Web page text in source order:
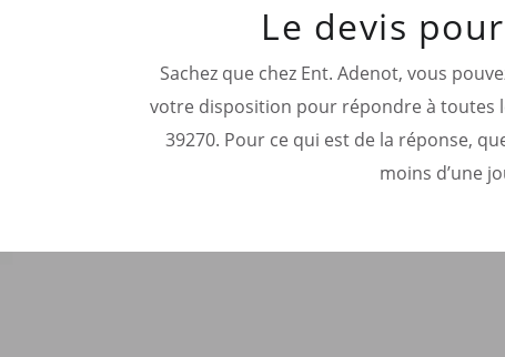
Le devis
Sachez que chez Ent. Adenot, vous
votre disposition pour répondre à toutes
39270. Pour ce qui est de la réponse,
moins d’une